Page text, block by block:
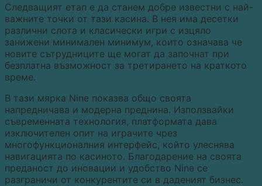
Следващият етап е да станем добре известни с най-
важните точки от тази касина. В нея има десетки
различни слота и класически игри с изцяло
занижени минимален минимум, които означава че
новите сътрудниците ще могат да започнат при
безплатна възможност за третирането на краткото
време.
В тази мярка Nine показва общо своята
напредничава и модерна преднина. Използвайки
съвременната технология, платформата дава
изключителен опит на играчите чрез
многофункционалния интерфейс, който улеснява
навигацията по касиното. Благодарение на своята
преданост до иновации и удобство Nine се
разграничи от конкурентите си в даденият бизнес.